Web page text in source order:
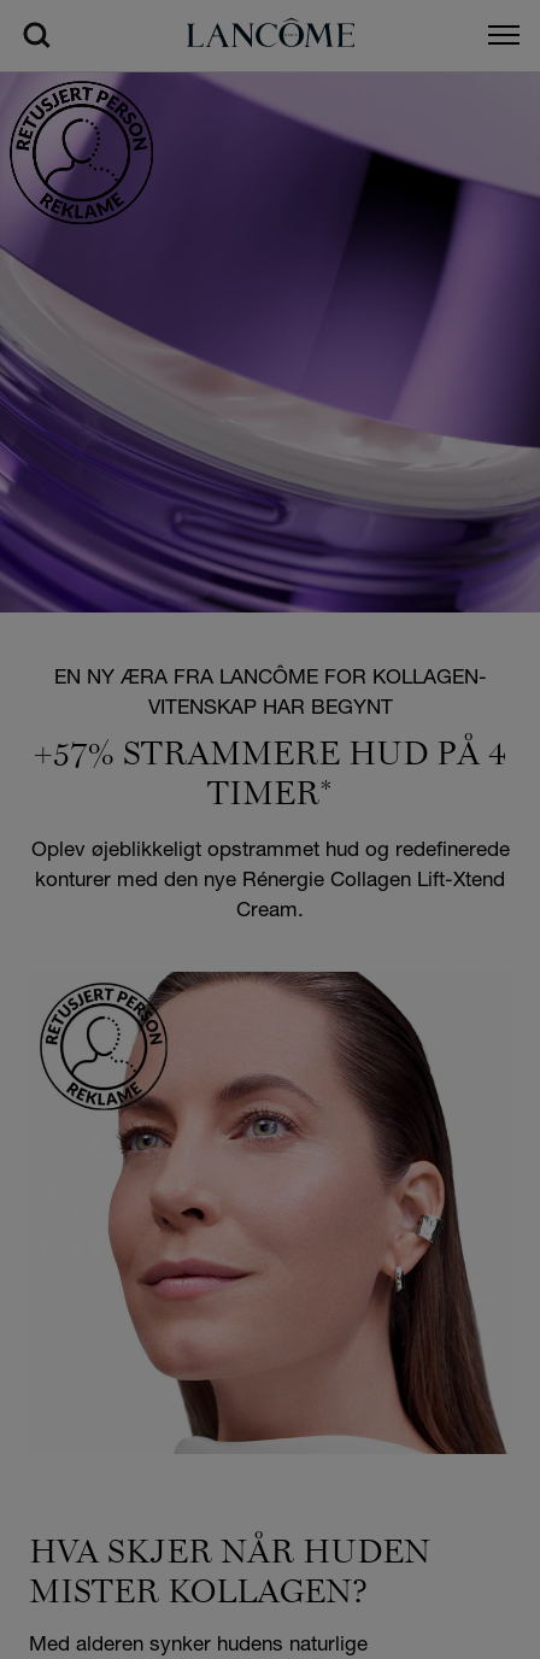
EN NY ÆRA FRA LANCÔME FOR KOLLAGEN-
VITENSKAP HAR BEGYNT
+57% STRAMMERE HUD PÅ 4
TIMER*
Oplev øjeblikkeligt opstrammet hud og redefinerede
konturer med den nye Rénergie Collagen Lift-Xtend
Cream.
HVA SKJER NÅR HUDEN
MISTER KOLLAGEN?
Med alderen synker hudens naturlige